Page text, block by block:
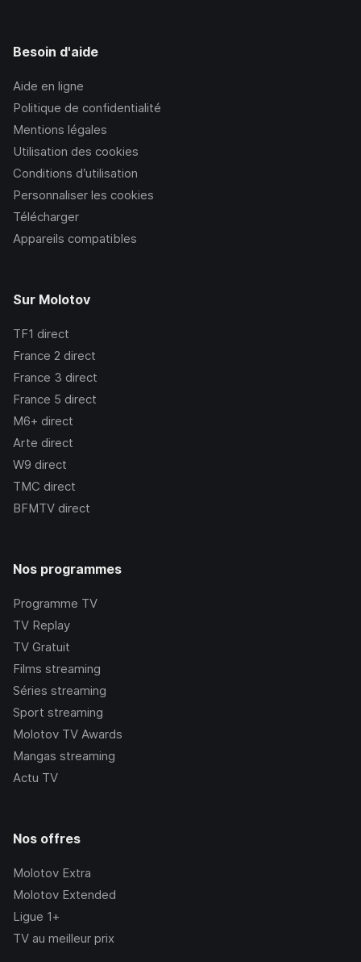
Besoin d'aide
Aide en ligne
Politique de confidentialité
Mentions légales
Utilisation des cookies
Conditions d’utilisation
Personnaliser les cookies
Télécharger
Appareils compatibles
Sur Molotov
TF1 direct
France 2 direct
France 3 direct
France 5 direct
M6+ direct
Arte direct
W9 direct
TMC direct
BFMTV direct
Nos programmes
Programme TV
TV Replay
TV Gratuit
Films streaming
Séries streaming
Sport streaming
Molotov TV Awards
Mangas streaming
Actu TV
Nos offres
Molotov Extra
Molotov Extended
Ligue 1+
TV au meilleur prix